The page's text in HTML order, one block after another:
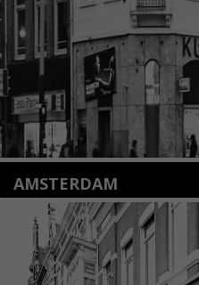
Lees meer
AMSTERDAM
Amstelveenseweg 135
1075 VX Amsterdam
+31 (0)20 2332546
info@kunsthuisamsterdam.nl